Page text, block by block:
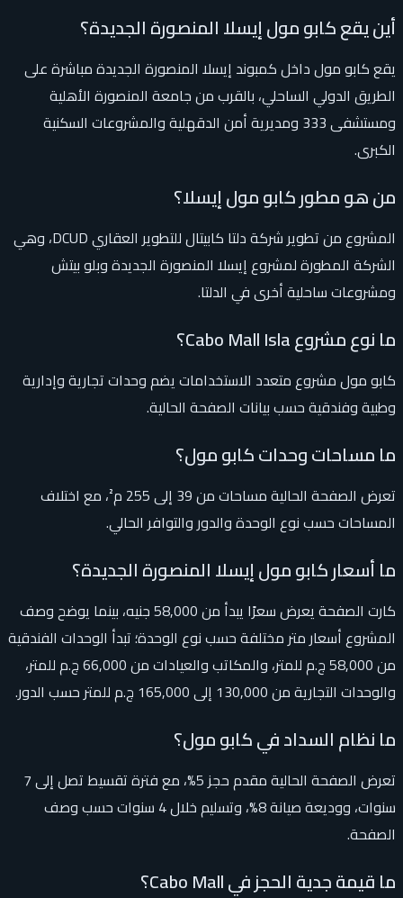
أين يقع كابو مول إيسلا المنصورة الجديدة؟
يقع كابو مول داخل كمبوند إيسلا المنصورة الجديدة مباشرة على
الطريق الدولي الساحلي، بالقرب من جامعة المنصورة الأهلية
ومستشفى 333 ومديرية أمن الدقهلية والمشروعات السكنية
الكبرى.
من هو مطور كابو مول إيسلا؟
المشروع من تطوير شركة دلتا كابيتال للتطوير العقاري DCUD، وهي
الشركة المطورة لمشروع إيسلا المنصورة الجديدة وبلو بيتش
ومشروعات ساحلية أخرى في الدلتا.
ما نوع مشروع Cabo Mall Isla؟
كابو مول مشروع متعدد الاستخدامات يضم وحدات تجارية وإدارية
وطبية وفندقية حسب بيانات الصفحة الحالية.
ما مساحات وحدات كابو مول؟
تعرض الصفحة الحالية مساحات من 39 إلى 255 م²، مع اختلاف
المساحات حسب نوع الوحدة والدور والتوافر الحالي.
ما أسعار كابو مول إيسلا المنصورة الجديدة؟
كارت الصفحة يعرض سعرًا يبدأ من 58,000 جنيه، بينما يوضح وصف
المشروع أسعار متر مختلفة حسب نوع الوحدة؛ تبدأ الوحدات الفندقية
من 58,000 ج.م للمتر، والمكاتب والعيادات من 66,000 ج.م للمتر،
والوحدات التجارية من 130,000 إلى 165,000 ج.م للمتر حسب الدور.
ما نظام السداد في كابو مول؟
تعرض الصفحة الحالية مقدم حجز 5%، مع فترة تقسيط تصل إلى 7
سنوات، ووديعة صيانة 8%، وتسليم خلال 4 سنوات حسب وصف
الصفحة.
ما قيمة جدية الحجز في Cabo Mall؟